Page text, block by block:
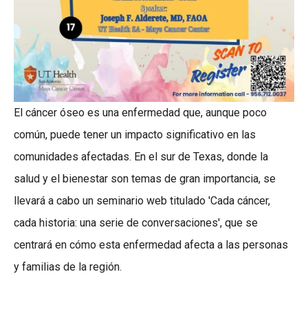
El cáncer óseo es una enfermedad que, aunque poco
común, puede tener un impacto significativo en las
comunidades afectadas. En el sur de Texas, donde la
salud y el bienestar son temas de gran importancia, se
llevará a cabo un seminario web titulado 'Cada cáncer,
cada historia: una serie de conversaciones', que se
centrará en cómo esta enfermedad afecta a las personas
y familias de la región.